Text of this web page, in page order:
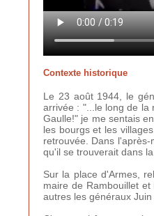
Contexte historique
Le 23 août 1944, le
arrivée : "...le long de la
Gaulle!" je me sentais
les bourgs et les
retrouvée. Dans
qu'il se trouverait dans
Sur la place d'Armes,
maire de Rambouillet
autres les généraux